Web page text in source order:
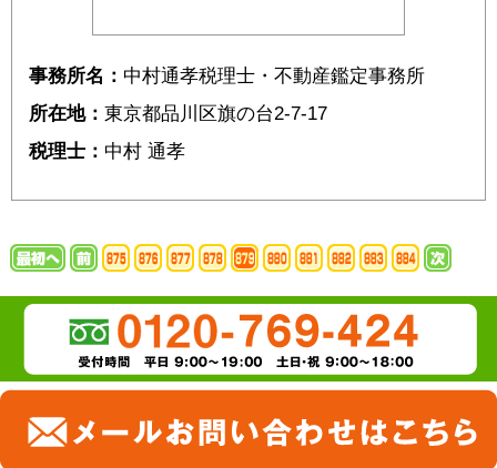
事務所名： 中村通孝税理士・不動産鑑定事務所
所在地： 東京都品川区旗の台2-7-17
税理士： 中村 通孝